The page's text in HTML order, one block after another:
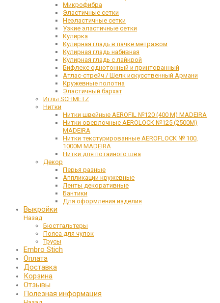
Микрофибра
Эластичные сетки
Неэластичные сетки
Узкие эластичные сетки
Кулирка
Кулирная гладь в пачке метражом
Кулирная гладь набивная
Кулирная гладь с лайкрой
Бифлекс однотонный и принтованный
Атлас-стрейч / Шелк искусственный Армани
Кружевные полотна
Эластичный бархат
Иглы SCHMETZ
Нитки
Нитки швейные AEROFIL №120 (400 М) MADEIRA
Нитки оверлочные AEROLOCK №125 (2500М)
MADEIRA
Нитки текстурированные AEROFLOCK № 100,
1000М MADEIRA
Нитки для потайного шва
Декор
Перья разные
Аппликации кружевные
Ленты декоративные
Бантики
Для оформления изделия
Выкройки
Назад
Бюстгальтеры
Пояса для чулок
Трусы
Embro Stich
Оплата
Доставка
Корзина
Отзывы
Полезная информация